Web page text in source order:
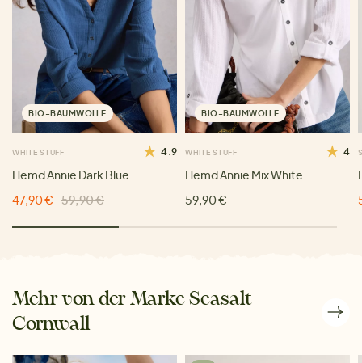
BIO-BAUMWOLLE
WHITE STUFF 4.9
Hemd Annie Dark Blue
47,90 €
59,90 €
BIO-BAUMWOLLE
WHITE STUFF 4
Hemd Annie Mix White
59,90 €
Mehr von der Marke Seasalt
Cornwall